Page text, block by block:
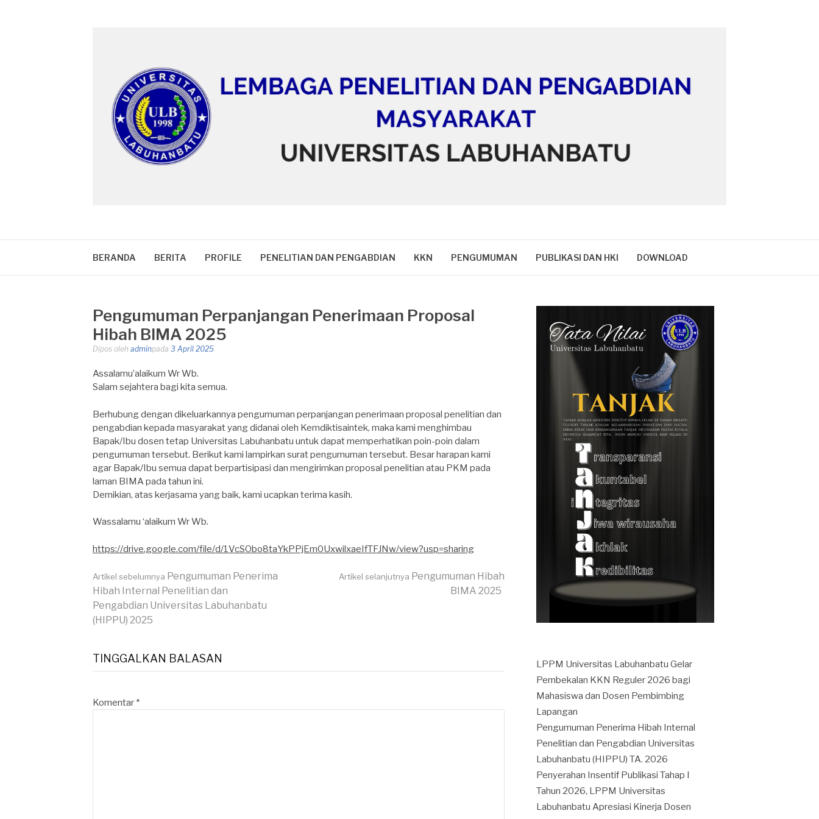
BERANDA BERITA PROFILE PENELITIAN DAN PENGABDIAN KKN PENGUMUMAN PUBLIKASI DAN HKI DOWNLOAD
Pengumuman Perpanjangan Penerimaan Proposal
Hibah BIMA 2025
Dipos oleh adminpada 3 April 2025
Assalamu’alaikum Wr Wb.
Salam sejahtera bagi kita semua.
Berhubung dengan dikeluarkannya pengumuman perpanjangan penerimaan proposal penelitian dan
pengabdian kepada masyarakat yang didanai oleh Kemdiktisaintek, maka kami menghimbau
Bapak/Ibu dosen tetap Universitas Labuhanbatu untuk dapat memperhatikan poin-poin dalam
pengumuman tersebut. Berikut kami lampirkan surat pengumuman tersebut. Besar harapan kami
agar Bapak/Ibu semua dapat berpartisipasi dan mengirimkan proposal penelitian atau PKM pada
laman BIMA pada tahun ini.
Demikian, atas kerjasama yang baik, kami ucapkan terima kasih.
Wassalamu ‘alaikum Wr Wb.
https://drive.google.com/file/d/1VcSObo8taYkPPjEm0UxwilxaeIfTFJNw/view?usp=sharing
Lanjut
Membaca
Artikel sebelumnya Pengumuman Penerima
Hibah Internal Penelitian dan
Pengabdian Universitas Labuhanbatu
(HIPPU) 2025
Artikel selanjutnya Pengumuman Hibah
BIMA 2025
TINGGALKAN BALASAN
Komentar *
LPPM Universitas Labuhanbatu Gelar
Pembekalan KKN Reguler 2026 bagi
Mahasiswa dan Dosen Pembimbing
Lapangan
Pengumuman Penerima Hibah Internal
Penelitian dan Pengabdian Universitas
Labuhanbatu (HIPPU) TA. 2026
Penyerahan Insentif Publikasi Tahap I
Tahun 2026, LPPM Universitas
Labuhanbatu Apresiasi Kinerja Dosen